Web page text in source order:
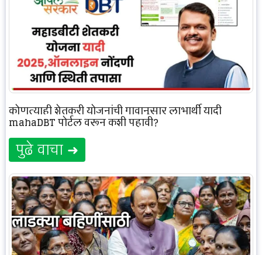
कोणत्याही शेतकरी योजनांची गावानुसार लाभार्थी यादी
mahaDBT पोर्टल वरून कशी पहावी?
पुढे वाचा ➜